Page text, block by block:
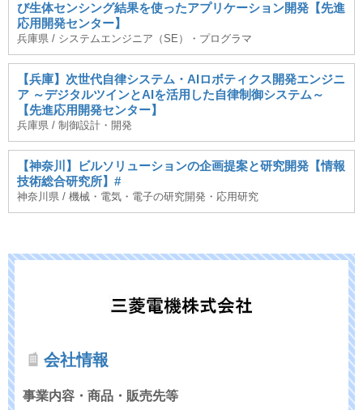
び生体センシング結果を使ったアプリケーション開発【先進
応用開発センター】
兵庫県 / システムエンジニア（SE）・プログラマ
【兵庫】次世代自律システム・AIロボティクス開発エンジニ
ア ～デジタルツインとAIを活用した自律制御システム～
【先進応用開発センター】
兵庫県 / 制御設計・開発
【神奈川】ビルソリューションの企画提案と研究開発【情報
技術総合研究所】#
神奈川県 / 機械・電気・電子の研究開発・応用研究
会社情報
事業内容・商品・販売先等